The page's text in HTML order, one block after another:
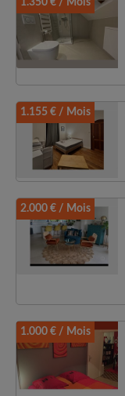
1.350 € / Mois
1.155 € / Mois
2.000 € / Mois
1.000 € / Mois